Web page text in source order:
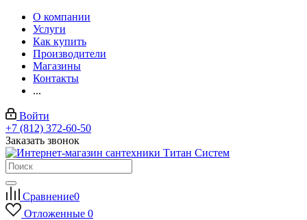
О компании
Услуги
Как купить
Производители
Магазины
Контакты
...
Войти
+7 (812) 372-60-50
Заказать звонок
Сравнение0
Отложенные 0